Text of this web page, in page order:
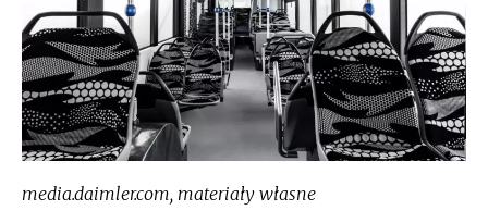
media.daimler.com, materiały własne